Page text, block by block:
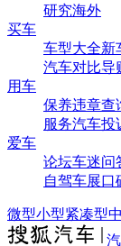
研究海外
买车
车型大全新
汽车对比导
用车
保养违章查
服务汽车投
爱车
论坛车迷问
自驾车展口
微型小型紧凑型